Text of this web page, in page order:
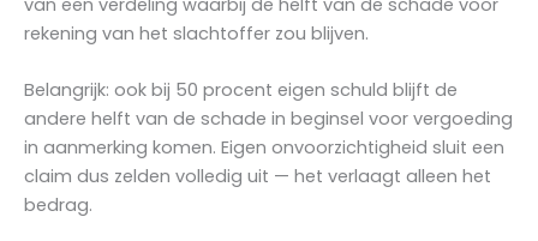
van een verdeling waarbij de helft van de schade voor
rekening van het slachtoffer zou blijven.
Belangrijk: ook bij 50 procent eigen schuld blijft de
andere helft van de schade in beginsel voor vergoeding
in aanmerking komen. Eigen onvoorzichtigheid sluit een
claim dus zelden volledig uit — het verlaagt alleen het
bedrag.